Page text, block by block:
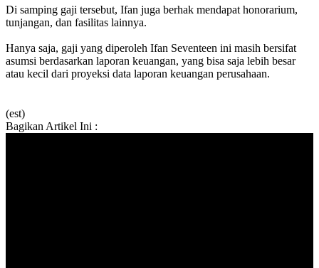
Di samping gaji tersebut, Ifan juga berhak mendapat honorarium,
tunjangan, dan fasilitas lainnya.
Hanya saja, gaji yang diperoleh Ifan Seventeen ini masih bersifat
asumsi berdasarkan laporan keuangan, yang bisa saja lebih besar
atau kecil dari proyeksi data laporan keuangan perusahaan.
(est)
Bagikan Artikel Ini :